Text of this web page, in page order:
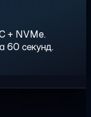
+ NVMe.
60 секунд.